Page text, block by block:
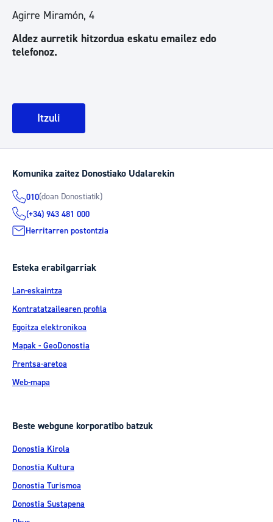
Agirre Miramón, 4
Aldez aurretik hitzordua eskatu emailez edo
telefonoz.
Itzuli
Komunika zaitez Donostiako Udalarekin
010(doan Donostiatik)
(+34) 943 481 000
Herritarren postontzia
Esteka erabilgarriak
Lan-eskaintza
Kontratatzailearen profila
Egoitza elektronikoa
Mapak - GeoDonostia
Prentsa-aretoa
Web-mapa
Beste webgune korporatibo batzuk
Donostia Kirola
Donostia Kultura
Donostia Turismoa
Donostia Sustapena